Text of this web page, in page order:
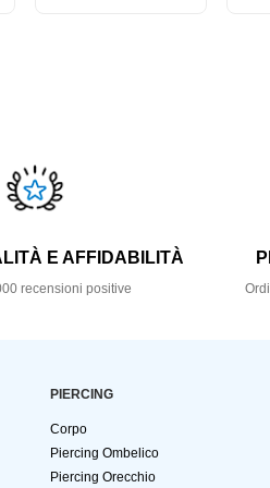
E AFFIDABILITÀ
recensioni positive
PIERCING
Corpo
Piercing Ombelico
Piercing Orecchio